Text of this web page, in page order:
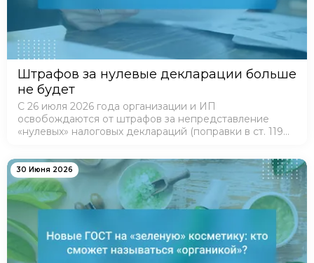
Штрафов за нулевые декларации больше
не будет
С 26 июля 2026 года организации и ИП
освобождаются от штрафов за непредставление
«нулевых» налоговых деклараций (поправки в ст. 119
30 Июня 2026